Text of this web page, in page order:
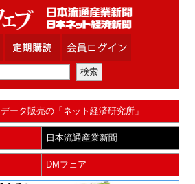
データ販売の「ネット経済研究所」
日本流通産業新聞
DMフェア